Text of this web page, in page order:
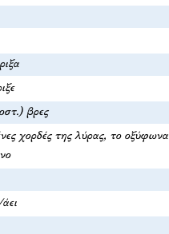
βρες
χορδές της λύρας, το οξύφωνα